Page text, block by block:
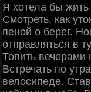
Я хотела бы
Смотреть, как
пеной о берег.
отправляться в
Топить вечерами
Встречать по
велосипеде.